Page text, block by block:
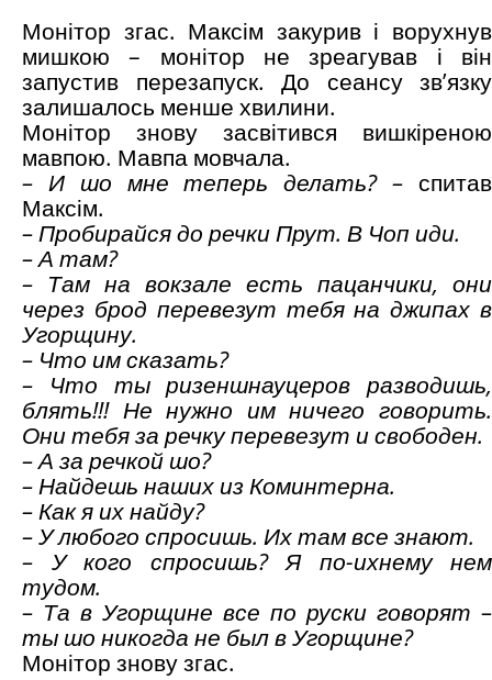
Монітор згас. Максім закурив і ворухнув
мишкою – монітор не зреагував і він
запустив перезапуск. До сеансу зв’язку
залишалось менше хвилини.
Монітор знову засвітився вишкіреною
мавпою. Мавпа мовчала.
– И шо мне теперь делать?–спитав
Максім.
– Пробирайся до речки Прут. В Чоп иди.
– А там?
– Там на вокзале есть пацанчики, они
через брод перевезут тебя на джипах в
Угорщину.
– Что им сказать?
– Что ты ризеншнауцеров разводишь,
блять!!! Не нужно им ничего говорить.
Они тебя за речку перевезут и свободен.
– А за речкой шо?
– Найдешь наших из Коминтерна.
– Как я их найду?
– У любого спросишь. Их там все знают.
– У кого спросишь? Я по-ихнему нем
тудом.
– Та в Угорщине все по руски говорят –
ты шо никогда не был в Угорщине?
Монітор знову згас.